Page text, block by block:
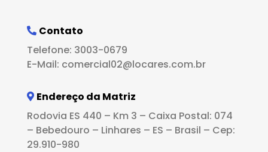
Contato
Telefone: 3003-0679
E-Mail: comercial02@locares.com.br
Endereço da Matriz
Rodovia ES 440 – Km 3 – Caixa Postal: 074
– Bebedouro – Linhares – ES – Brasil – Cep:
29.910-980